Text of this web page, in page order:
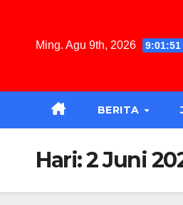
Ming. Agu 9th, 2026 9:01:52
BERITA
Hari:2 Juni